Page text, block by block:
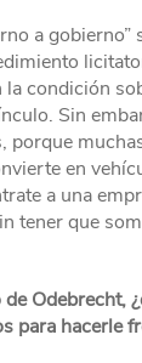
a gobierno”
condición
Sin
porque
en
a una
tener que
Odebrecht,
para hacerle